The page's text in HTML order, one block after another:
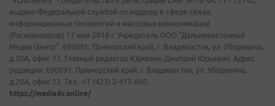
выдано Федеральной службой по надзору в сфере связи,
информационных технологий и массовых коммуникаций
(Роскомнадзор) 17 мая 2018 г. Учредитель ООО "Дальневосточный
Медиа Центр". 690091, Приморский край, г. Владивосток, ул. Уборевича,
д.20А, офис 13. Главный редактор Юркевич Дмитрий Юрьевич. Адрес
редакции: 690091, Приморский край, г. Владивосток, ул. Уборевича,
д.20А, офис 13. Тел.: +7 (423) 2-415-600.
https://mediadv.online/